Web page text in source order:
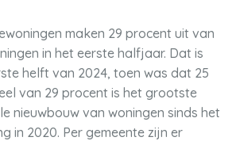
maken 29 procent uit van
in het eerste halfjaar. Dat is
helft van 2024, toen was dat 25
van 29 procent is het grootste
nieuwbouw van woningen sinds het
in 2020. Per gemeente zijn er